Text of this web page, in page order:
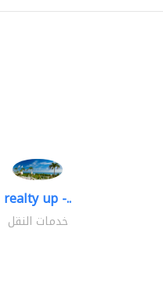
realty up -..
خدمات النقل